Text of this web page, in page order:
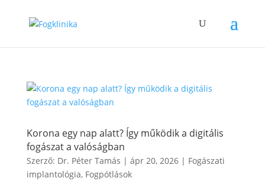
Korona egy nap alatt? Így működik a digitális
fogászat a valóságban
Szerző: Dr. Péter Tamás | ápr 20, 2026| Fogászati
implantológia, Fogpótlások